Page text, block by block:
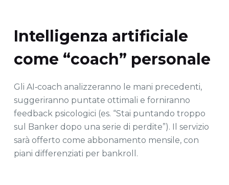
Intelligenza artificiale
come “coach” personale
Gli AI‑coach analizzeranno le mani precedenti,
suggeriranno puntate ottimali e forniranno
feedback psicologici (es. “Stai puntando troppo
sul Banker dopo una serie di perdite”). Il servizio
sarà offerto come abbonamento mensile, con
piani differenziati per bankroll.